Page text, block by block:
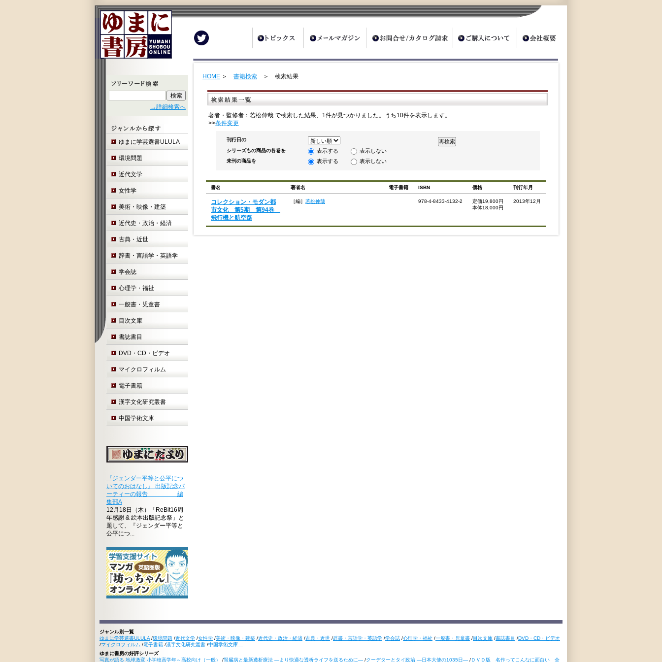
→詳細検索へ
ゆまに学芸選書ULULA
環境問題
近代文学
女性学
美術・映像・建築
近代史・政治・経済
古典・近世
辞書・言語学・英語学
学会誌
心理学・福祉
一般書・児童書
目次文庫
書誌書目
DVD・CD・ビデオ
マイクロフィルム
電子書籍
漢字文化研究叢書
中国学術文庫
『ジェンダー平等と公平につ
いてのおはなし』 出版記念パ
ーティーの報告 編
集部A
12月18日（木）「ReBit16周
年感謝 & 絵本出版記念祭」と
題して、『ジェンダー平等と
公平につ...
HOME ＞ 書籍検索 ＞ 検索結果
著者・監修者：若松伸哉 で検索した結果、1件が見つかりました。うち10件を表示します。
>>条件変更
刊行日の
シリーズもの商品の各巻を
表示する 表示しない
未刊の商品を 表示する 表示しない
書名 著者名 電子書籍 ISBN 価格 刊行年月
コレクション・モダン都
市文化 第5期 第94巻
飛行機と航空路
［編］ 若松伸哉 978-4-8433-4132-2
定価19,800円
本体18,000円
2013年12月
ジャンル別一覧
ゆまに学芸選書ULULA /環境問題 /近代文学 /女性学 /美術・映像・建築 /近代史・政治・経済 /古典・近世 /辞書・言語学・英語学 /学会誌 /心理学・福祉 /一般書・児童書 /目次文庫 /書誌書目 /DVD・CD・ビデオ
/マイクロフィルム /電子書籍 /漢字文化研究叢書 /中国学術文庫
ゆまに書房の好評シリーズ
写真が語る 地球激変 小学校高学年～高校向け（一般）
/腎臓病と最新透析療法 ―より快適な透析ライフを送るために― /クーデターとタイ政治 ―日本大使の1035日― /ＤＶＤ版 名作ってこんなに面白い 全